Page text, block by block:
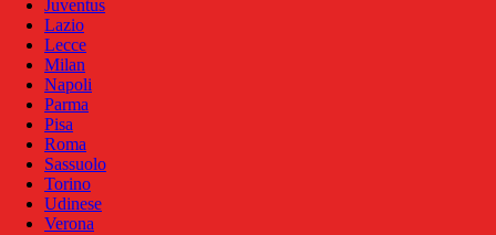
Juventus
Lazio
Lecce
Milan
Napoli
Parma
Pisa
Roma
Sassuolo
Torino
Udinese
Verona